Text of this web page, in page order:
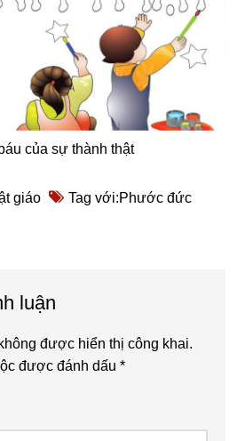
của sự thành thật
giáo Tag với:Phước đức
luận
được hiển thị công khai.
được đánh dấu*